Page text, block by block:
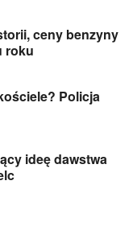
ceny benzyny
roku
Policja
ideę dawstwa